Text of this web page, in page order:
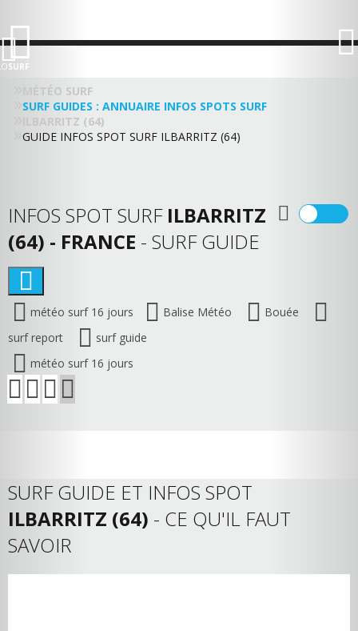
SURF
MÉTÉO SURF
SURF GUIDES : ANNUAIRE INFOS SPOTS SURF
ILBARRITZ (64)
GUIDE INFOS SPOT SURF ILBARRITZ (64)
INFOS SPOT SURF ILBARRITZ
(64) - FRANCE - SURF GUIDE
météo surf 16 jours Balise Météo
Bouée
surf report
surf guide
météo surf 16 jours
SURF GUIDE ET INFOS SPOT
ILBARRITZ (64) - CE QU'IL FAUT
SAVOIR